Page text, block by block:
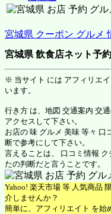
宮城県 クーポン グルメ
宮城県 飲食店ネット予
※ 当サイト には アフィリエ
います。
行き方 は、地図 交通案内 交
アクセスして下さい。
お店の 味 グルメ 美味 等々 口
断で参考にして下さい。
言えることは、 口コミ情報
たの判断だと言うことです。
Yahoo! 楽天市場 等 人気商品
介しませんか？
簡単に、アフィリエイト を始